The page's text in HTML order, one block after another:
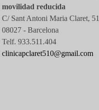
movilidad reducida
C/ Sant Antoni Maria Claret,
08027 - Barcelona
Telf. 933.511.404
clinicapclaret510@gmail.com